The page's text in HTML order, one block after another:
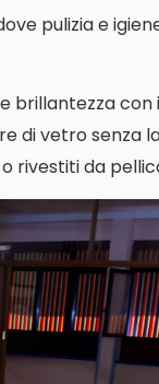
pulizia e
brillantezza
di vetro senza
rivestiti da